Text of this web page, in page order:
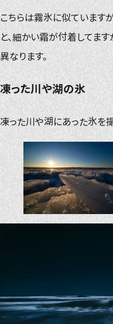
こちらは霧氷に似ています
と、細かい霜が付着してま
異なります。
凍った川や湖の氷
凍った川や湖にあった氷を